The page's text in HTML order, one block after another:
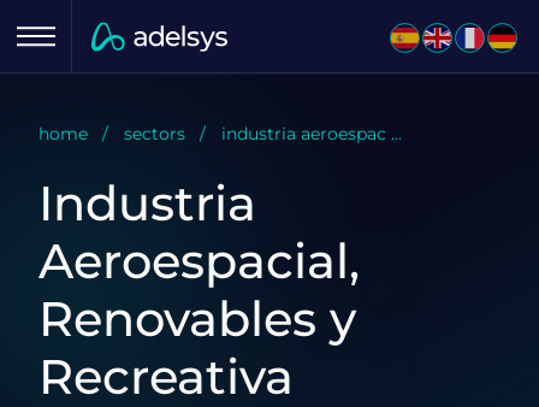
Menu
home sectors industria aeroespac ...
Industria
Aeroespacial,
Renovables y
Recreativa